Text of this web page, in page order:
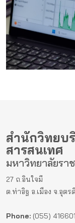
สำนักวิทยบ
สารสนเทศ
มหาวิทยาลัยรา
27 ถ.อินใจมี
ต.ท่าอิฐ อ.เมือง จ.อุต
Phone: (055)